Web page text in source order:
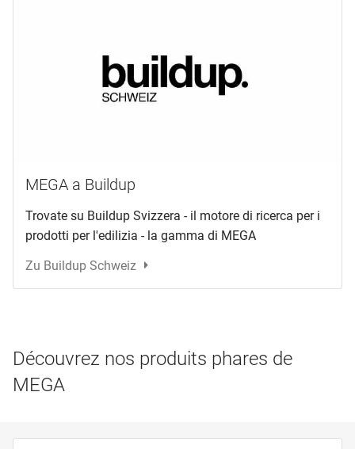
MEGA a Buildup
Trovate su Buildup Svizzera - il motore di ricerca per i
prodotti per l'edilizia - la gamma di MEGA
Zu Buildup Schweiz
Découvrez nos produits phares de
MEGA